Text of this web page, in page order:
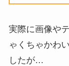
実際に画像や
ゃくちゃかわ
したが…